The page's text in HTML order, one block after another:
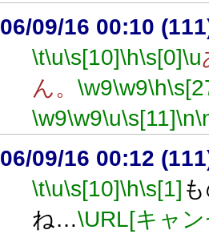
06/09/16 00:10
\t\u\s[10]\h\s[0]\u
ん。 \w9\w9\h
\w9\w9\u\s[11]\n
06/09/16 00:12
\t\u\s[10]\h\s[1]
ね…\URL[キャ